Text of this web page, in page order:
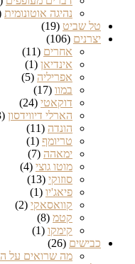
נהיגה אוטונומית(8)
טל שביט(19)
יצרנים(106)
אחרים(11)
אינדיאן(1)
אפריליה(5)
במוו
(17)
דוקאטי(24)
הארלי דיווידסון(3)
הונדה(11)
טריומף(1)
ימאהה(7)
מוטו גוצי(4)
סוזוקי(13)
פיאג'יו(1)
קוואסאקי(2)
קטמ
(8)
קימקו(1)
כבישים(26)
מה שרואים על הכביש